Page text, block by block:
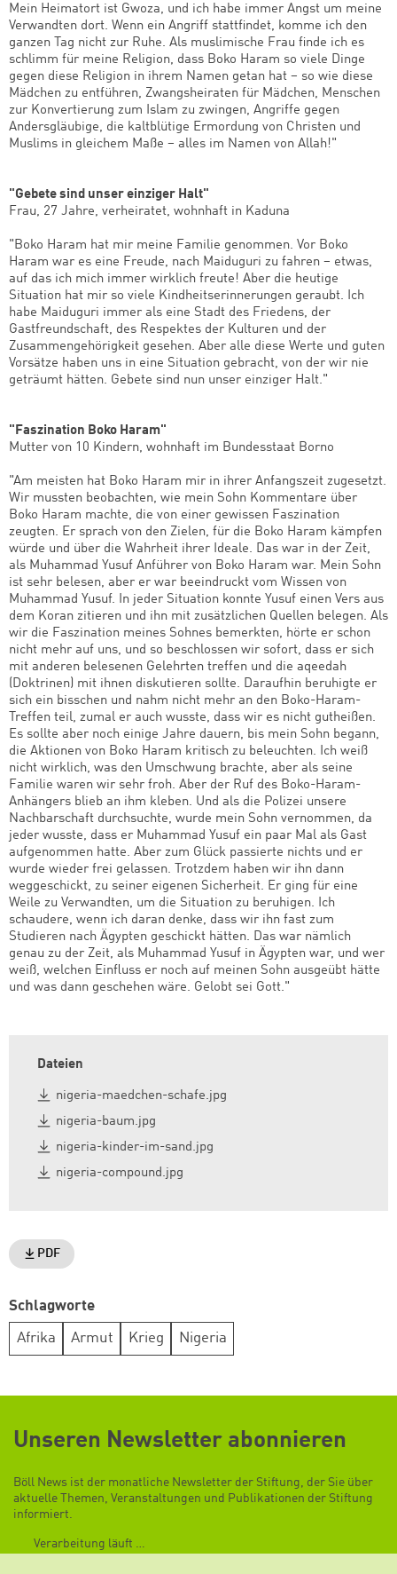
Mein Heimatort ist Gwoza, und ich habe immer Angst um meine
Verwandten dort. Wenn ein Angriff stattfindet, komme ich den
ganzen Tag nicht zur Ruhe. Als muslimische Frau finde ich es
schlimm für meine Religion, dass Boko Haram so viele Dinge
gegen diese Religion in ihrem Namen getan hat – so wie diese
Mädchen zu entführen, Zwangsheiraten für Mädchen, Menschen
zur Konvertierung zum Islam zu zwingen, Angriffe gegen
Andersgläubige, die kaltblütige Ermordung von Christen und
Muslims in gleichem Maße – alles im Namen von Allah!"
"Gebete sind unser einziger Halt"
Frau, 27 Jahre, verheiratet, wohnhaft in Kaduna
"Boko Haram hat mir meine Familie genommen. Vor Boko
Haram war es eine Freude, nach Maiduguri zu fahren – etwas,
auf das ich mich immer wirklich freute! Aber die heutige
Situation hat mir so viele Kindheitserinnerungen geraubt. Ich
habe Maiduguri immer als eine Stadt des Friedens, der
Gastfreundschaft, des Respektes der Kulturen und der
Zusammengehörigkeit gesehen. Aber alle diese Werte und guten
Vorsätze haben uns in eine Situation gebracht, von der wir nie
geträumt hätten. Gebete sind nun unser einziger Halt."
"Faszination Boko Haram"
Mutter von 10 Kindern, wohnhaft im Bundesstaat Borno
"Am meisten hat Boko Haram mir in ihrer Anfangszeit zugesetzt.
Wir mussten beobachten, wie mein Sohn Kommentare über
Boko Haram machte, die von einer gewissen Faszination
zeugten. Er sprach von den Zielen, für die Boko Haram kämpfen
würde und über die Wahrheit ihrer Ideale. Das war in der Zeit,
als Muhammad Yusuf Anführer von Boko Haram war. Mein Sohn
ist sehr belesen, aber er war beeindruckt vom Wissen von
Muhammad Yusuf. In jeder Situation konnte Yusuf einen Vers aus
dem Koran zitieren und ihn mit zusätzlichen Quellen belegen. Als
wir die Faszination meines Sohnes bemerkten, hörte er schon
nicht mehr auf uns, und so beschlossen wir sofort, dass er sich
mit anderen belesenen Gelehrten treffen und die aqeedah
(Doktrinen) mit ihnen diskutieren sollte. Daraufhin beruhigte er
sich ein bisschen und nahm nicht mehr an den Boko-Haram-
Treffen teil, zumal er auch wusste, dass wir es nicht gutheißen.
Es sollte aber noch einige Jahre dauern, bis mein Sohn begann,
die Aktionen von Boko Haram kritisch zu beleuchten. Ich weiß
nicht wirklich, was den Umschwung brachte, aber als seine
Familie waren wir sehr froh. Aber der Ruf des Boko-Haram-
Anhängers blieb an ihm kleben. Und als die Polizei unsere
Nachbarschaft durchsuchte, wurde mein Sohn vernommen, da
jeder wusste, dass er Muhammad Yusuf ein paar Mal als Gast
aufgenommen hatte. Aber zum Glück passierte nichts und er
wurde wieder frei gelassen. Trotzdem haben wir ihn dann
weggeschickt, zu seiner eigenen Sicherheit. Er ging für eine
Weile zu Verwandten, um die Situation zu beruhigen. Ich
schaudere, wenn ich daran denke, dass wir ihn fast zum
Studieren nach Ägypten geschickt hätten. Das war nämlich
genau zu der Zeit, als Muhammad Yusuf in Ägypten war, und wer
weiß, welchen Einfluss er noch auf meinen Sohn ausgeübt hätte
und was dann geschehen wäre. Gelobt sei Gott."
Dateien
nigeria-maedchen-schafe.jpg
nigeria-baum.jpg
nigeria-kinder-im-sand.jpg
nigeria-compound.jpg
PDF
Schlagworte
Afrika Armut Krieg Nigeria
Unseren Newsletter abonnieren
Böll News ist der monatliche Newsletter der Stiftung, der Sie über
aktuelle Themen, Veranstaltungen und Publikationen der Stiftung
informiert.
Verarbeitung läuft …